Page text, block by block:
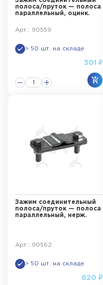
полоса/пруток — полоса
параллельный, оцинк.
Арт.: 90559
> 50 шт. на складе
301 ₽
Зажим соединительный
полоса/пруток — полоса
параллельный, нерж.
Арт.: 90562
> 50 шт. на складе
620 ₽